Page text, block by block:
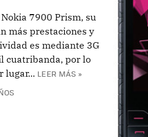
7900 Prism, su
más prestaciones y
es mediante 3G
cuatribanda, por lo
lugar... LEER MÁS »